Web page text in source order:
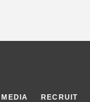
RECRUIT